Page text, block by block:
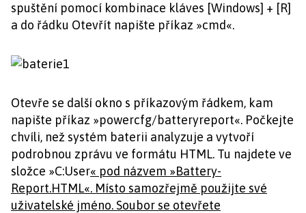
spuštění pomocí kombinace kláves [Windows] + [R]
a do řádku Otevřít napište příkaz »cmd«.
Otevře se další okno s příkazovým řádkem, kam
napište příkaz »powercfg/batteryreport«. Počkejte
chvíli, než systém baterii analyzuje a vytvoří
podrobnou zprávu ve formátu HTML. Tu najdete ve
složce »C:User« pod názvem »Battery-
Report.HTML«. Místo samozřejmě použijte své
uživatelské jméno. Soubor se otevřete